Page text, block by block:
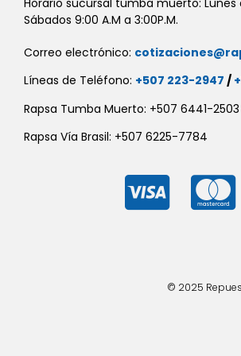
Sábados 9:00 A.M a 3:00P.M.
Correo electrónico:
Líneas de Teléfono: +507 223-2947 /
Rapsa Tumba Muerto: +507 6441-2503
Rapsa Vía Brasil: +507 6225-7784
© 2025